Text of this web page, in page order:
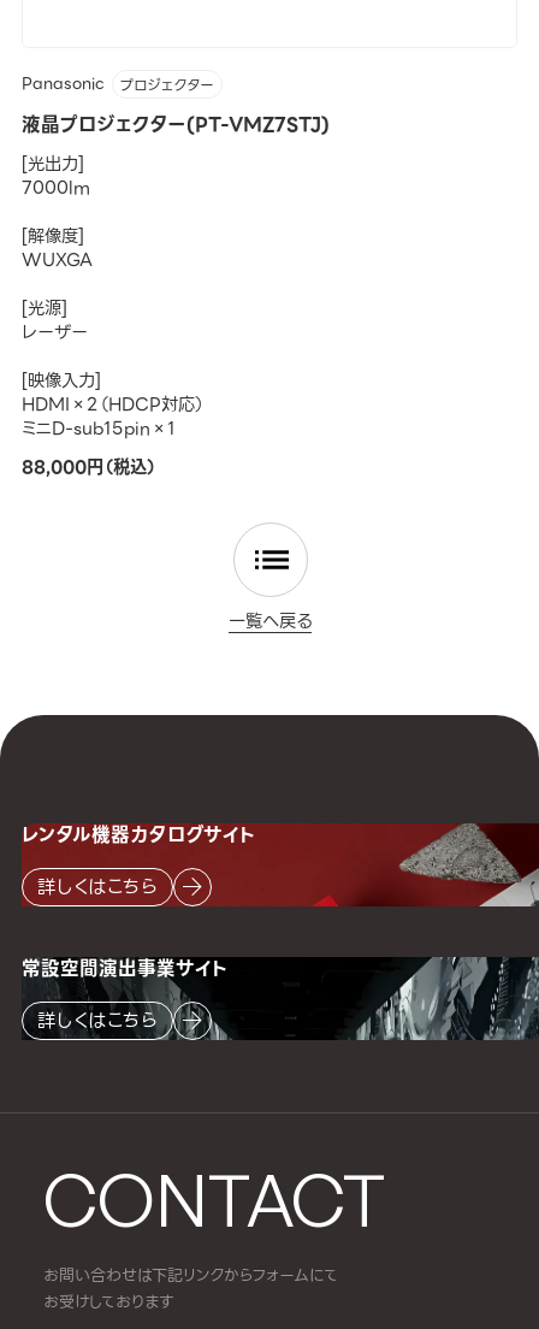
Panasonic プロジェクター
液晶プロジェクター(PT-VMZ7STJ)
[光出力]
7000lm
[解像度]
WUXGA
[光源]
レーザー
[映像入力]
HDMI×2（HDCP対応）
ミニD-sub15pin×1
88,000円（税込）
一覧へ戻る
CONTACT
お問い合わせは下記リンクからフォームにて
お受けしております
レンタル機器カタログサイト
詳しくはこちら
常設空間演出事業サイト
詳しくはこちら